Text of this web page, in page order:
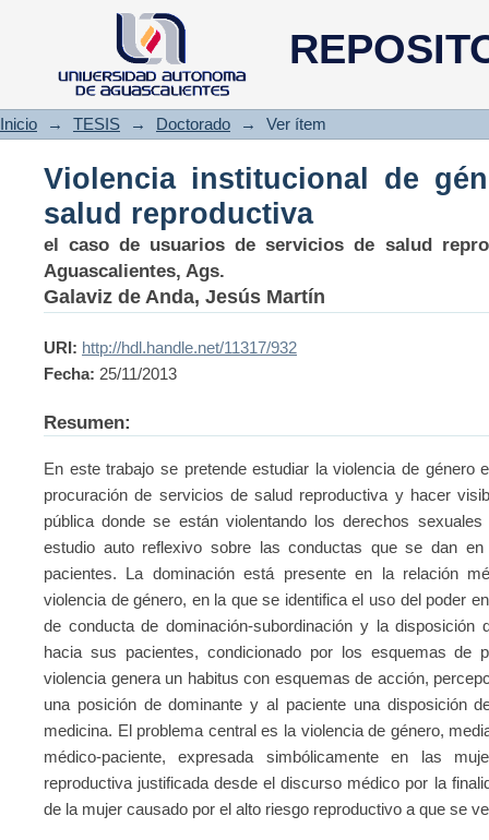
Violencia institucional de
Inicio → TESIS → Doctorado → Ver ítem
Violencia institucional de
salud reproductiva
el caso de usuarios de servicios de salud
Aguascalientes, Ags.
Galaviz de Anda, Jesús Martín
URI: http://hdl.handle.net/11317/932
Fecha: 25/11/2013
Resumen:
En este trabajo se pretende estudiar la violencia de género
procuración de servicios de salud reproductiva y hacer
pública donde se están violentando los derechos
estudio auto reflexivo sobre las conductas que se dan
pacientes. La dominación está presente en la relación
violencia de género, en la que se identifica el uso del poder
de conducta de dominación-subordinación y la disposición
hacia sus pacientes, condicionado por los esquemas de
violencia genera un habitus con esquemas de acción,
una posición de dominante y al paciente una disposición
medicina. El problema central es la violencia de género,
médico-paciente, expresada simbólicamente en las
reproductiva justificada desde el discurso médico por la
de la mujer causado por el alto riesgo reproductivo a que se